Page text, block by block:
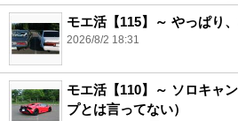
モエ活【115】～ やっぱり
2026/8/2 18:31
モエ活【110】～ ソロキャ
プとは言ってない）